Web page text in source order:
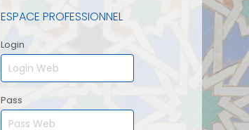
ESPACE PROFESSIONNEL
Login
Pass